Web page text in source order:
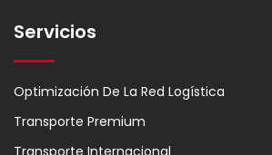
Servicios
Optimización De La Red Logística
Transporte Premium